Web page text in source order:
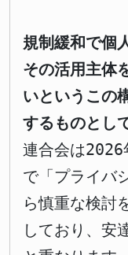
規制緩和で個
その活用主体
いというこの
するものとし
連合会は2026
で「プライバ
ら慎重な検討
しており、安